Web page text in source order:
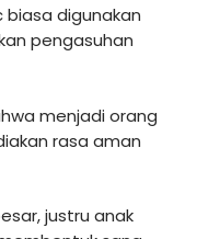
digunakan
pengasuhan
menjadi orang
rasa aman
justru anak